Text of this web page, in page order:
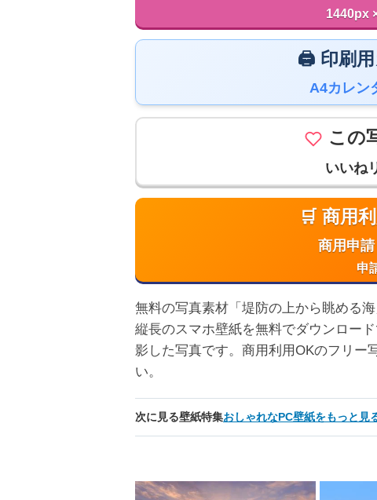
1440px
🖨️ 印刷用
A4カレン
この
いいね
🛒 商用
商用申
申
無料の写真素材「堤防の上から眺める
縦長のスマホ壁紙を無料でダウンロー
影した写真です。商用利用OKのフリー
い。
次に見る壁紙特集おしゃれなPC壁紙をもっと見